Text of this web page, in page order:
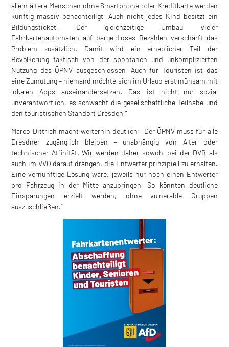
allem ältere Menschen ohne Smartphone oder Kreditkarte werden
künftig massiv benachteiligt. Auch nicht jedes Kind besitzt ein
Bildungsticket. Der gleichzeitige Umbau vieler
Fahrkartenautomaten auf bargeldloses Bezahlen verschärft das
Problem zusätzlich. Damit wird ein erheblicher Teil der
Bevölkerung faktisch von der spontanen und unkomplizierten
Nutzung des ÖPNV ausgeschlossen. Auch für Touristen ist das
eine Zumutung – niemand möchte sich im Urlaub erst mühsam mit
lokalen Apps auseinandersetzen. Das ist nicht nur sozial
unverantwortlich, es schwächt die gesellschaftliche Teilhabe und
den touristischen Standort Dresden.“
Marco Dittrich macht weiterhin deutlich: „Der ÖPNV muss für alle
Dresdner zugänglich bleiben – unabhängig von Alter oder
technischer Affinität. Wir werden daher sowohl bei der DVB als
auch im VVO darauf drängen, die Entwerter prinzipiell zu erhalten.
Eine vernünftige Lösung wäre, jeweils nur noch einen Entwerter
pro Fahrzeug in der Mitte anzubringen. So könnten deutliche
Einsparungen erzielt werden, ohne vulnerable Gruppen
auszuschließen.“